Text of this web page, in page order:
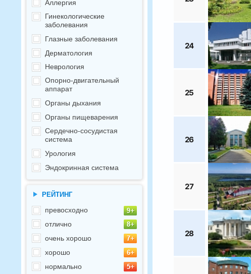
Аллергия
Гинекологические
заболевания
Глазные заболевания
Дерматология
Неврология
Опорно-двигательный
аппарат
Органы дыхания
Органы пищеварения
Сердечно-сосудистая
система
Урология
Эндокринная система
РЕЙТИНГ
превосходно
отлично
очень хорошо
хорошо
нормально
24
25
26
27
28